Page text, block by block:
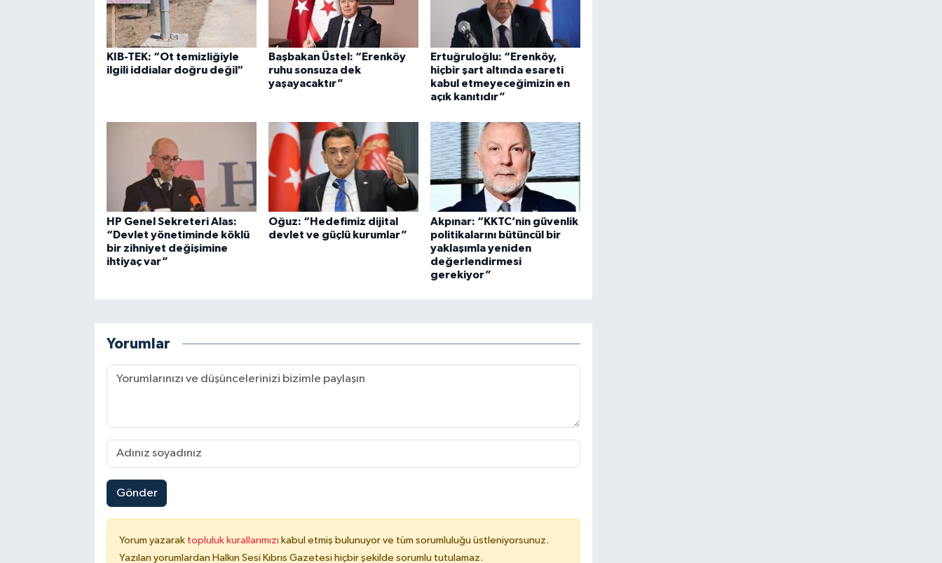
KIB-TEK: “Ot temizliğiyle
ilgili iddialar doğru değil"
Başbakan Üstel: “Erenköy
ruhu sonsuza dek
yaşayacaktır”
Ertuğruloğlu: “Erenköy,
hiçbir şart altında esareti
kabul etmeyeceğimizin en
açık kanıtıdır”
HP Genel Sekreteri Alas:
“Devlet yönetiminde köklü
bir zihniyet değişimine
ihtiyaç var”
Oğuz: “Hedefimiz dijital
devlet ve güçlü kurumlar”
Akpınar: “KKTC’nin güvenlik
politikalarını bütüncül bir
yaklaşımla yeniden
değerlendirmesi
gerekiyor”
Yorumlar
Gönder
Yorum yazarak topluluk kurallarımızı kabul etmiş bulunuyor ve tüm sorumluluğu üstleniyorsunuz.
Yazılan yorumlardan Halkın Sesi Kıbrıs Gazetesi hiçbir şekilde sorumlu tutulamaz.